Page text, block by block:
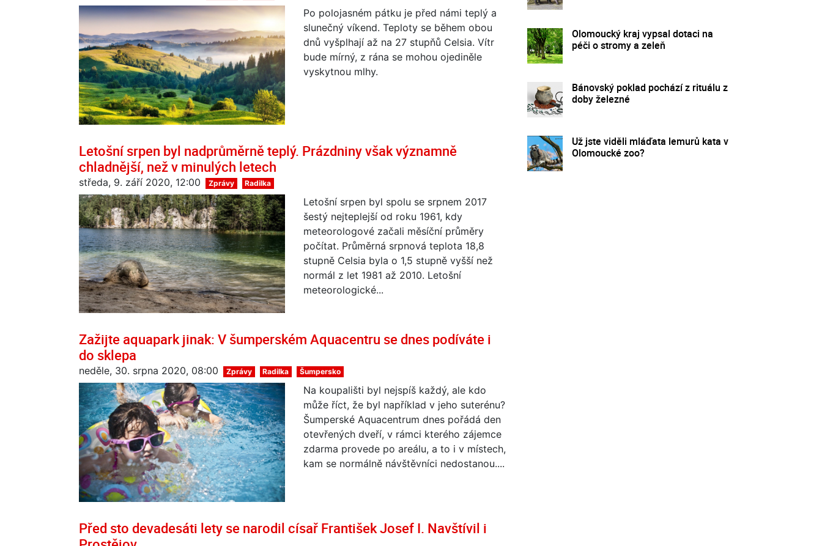
Po polojasném pátku je před námi teplý a
slunečný víkend. Teploty se během obou
dnů vyšplhají až na 27 stupňů Celsia. Vítr
bude mírný, z rána se mohou ojediněle
vyskytnou mlhy.
Letošní srpen byl nadprůměrně teplý. Prázdniny však významně
chladnější, než v minulých letech
středa, 9. září 2020, 12:00 Zprávy Radilka
Letošní srpen byl spolu se srpnem 2017
šestý nejteplejší od roku 1961, kdy
meteorologové začali měsíční průměry
počítat. Průměrná srpnová teplota 18,8
stupně Celsia byla o 1,5 stupně vyšší než
normál z let 1981 až 2010. Letošní
meteorologické...
Zažijte aquapark jinak: V šumperském Aquacentru se dnes podíváte i
do sklepa
neděle, 30. srpna 2020, 08:00 Zprávy Radilka Šumpersko
Na koupališti byl nejspíš každý, ale kdo
může říct, že byl například v jeho suterénu?
Šumperské Aquacentrum dnes pořádá den
otevřených dveří, v rámci kterého zájemce
zdarma provede po areálu, a to i v místech,
kam se normálně návštěvníci nedostanou....
Před sto devadesáti lety se narodil císař František Josef I. Navštívil i
Olomoucký kraj vypsal dotaci na
péči o stromy a zeleň
Bánovský poklad pochází z rituálu z
doby železné
Už jste viděli mláďata lemurů kata v
Olomoucké zoo?